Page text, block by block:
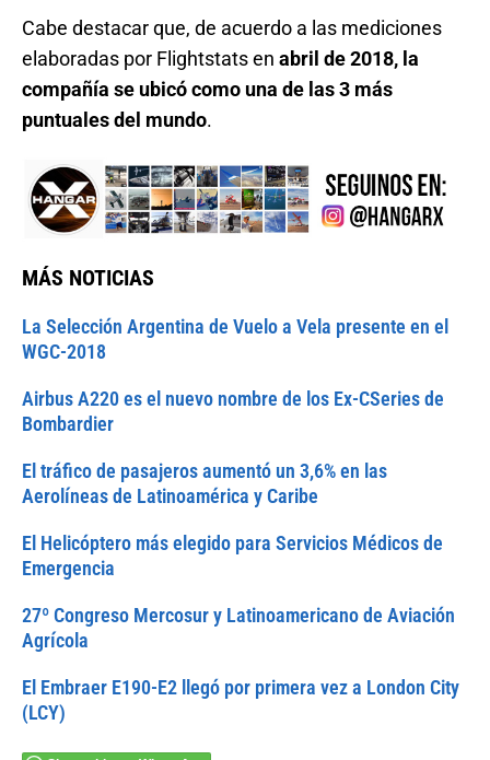
Cabe destacar que, de acuerdo a las mediciones
elaboradas por Flightstats en abril de 2018, la
compañía se ubicó como una de las 3 más
puntuales del mundo.
MÁS NOTICIAS
La Selección Argentina de Vuelo a Vela presente en el
WGC-2018
Airbus A220 es el nuevo nombre de los Ex-CSeries de
Bombardier
El tráfico de pasajeros aumentó un 3,6% en las
Aerolíneas de Latinoamérica y Caribe
El Helicóptero más elegido para Servicios Médicos de
Emergencia
27º Congreso Mercosur y Latinoamericano de Aviación
Agrícola
El Embraer E190-E2 llegó por primera vez a London City
(LCY)